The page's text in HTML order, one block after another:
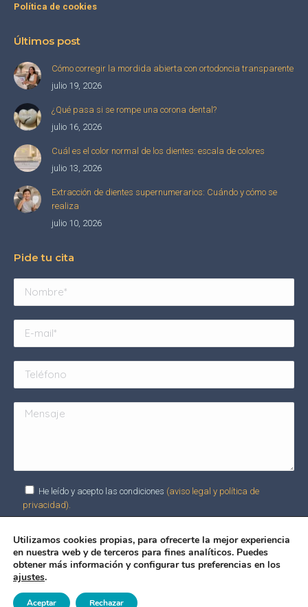
Política de cookies
Últimos post
Cómo corregir la mordida abierta con ortodoncia transparente
julio 19, 2026
¿Qué pasa si se rompe una corona dental?
julio 16, 2026
Cuál es el color normal de los dientes: escala de colores
julio 13, 2026
Extracción de dientes supernumerarios: Cuándo y cómo se
realiza
julio 10, 2026
Pide tu cita
He leído y acepto las condiciones (aviso legal y política de
privacidad).
Alternative:
©González y Casado - 2024
Utilizamos cookies propias, para ofrecerte la mejor experiencia
en nuestra web y de terceros para fines analíticos. Puedes
obtener más información y configurar tus preferencias en los
ajustes.
Aceptar Rechazar